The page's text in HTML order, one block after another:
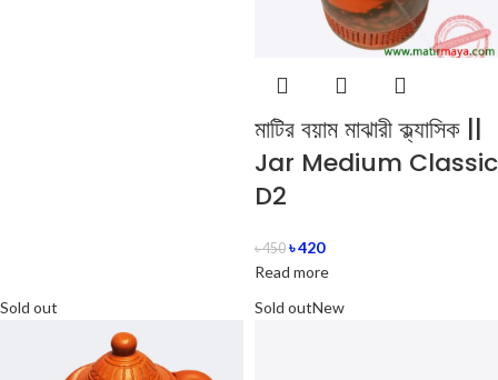
মাটির বয়াম মাঝারী ক্ল্যাসিক ||
Jar Medium Classic
D2
৳450 ৳420
Read more
Sold out
Sold outNew